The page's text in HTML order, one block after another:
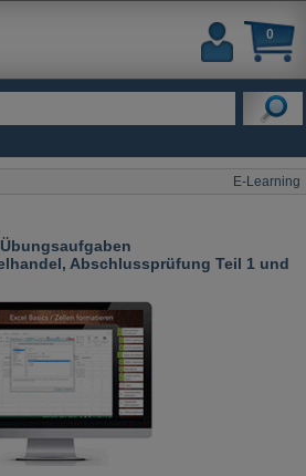
0
E-Learning
Abschlussprüfung Teil 1 und